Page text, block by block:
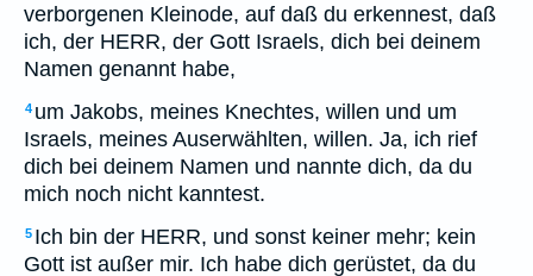
verborgenen Kleinode, auf daß du erkennest, daß
ich, der HERR, der Gott Israels, dich bei deinem
Namen genannt habe,
4 um Jakobs, meines Knechtes, willen und um
Israels, meines Auserwählten, willen. Ja, ich rief
dich bei deinem Namen und nannte dich, da du
mich noch nicht kanntest.
5 Ich bin der HERR, und sonst keiner mehr; kein
Gott ist außer mir. Ich habe dich gerüstet, da du